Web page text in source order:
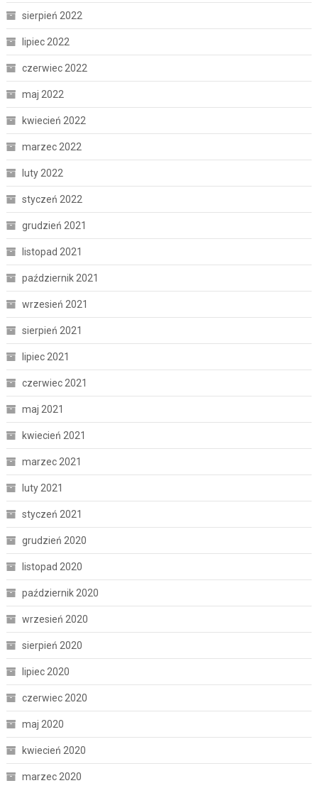
sierpień 2022
lipiec 2022
czerwiec 2022
maj 2022
kwiecień 2022
marzec 2022
luty 2022
styczeń 2022
grudzień 2021
listopad 2021
październik 2021
wrzesień 2021
sierpień 2021
lipiec 2021
czerwiec 2021
maj 2021
kwiecień 2021
marzec 2021
luty 2021
styczeń 2021
grudzień 2020
listopad 2020
październik 2020
wrzesień 2020
sierpień 2020
lipiec 2020
czerwiec 2020
maj 2020
kwiecień 2020
marzec 2020